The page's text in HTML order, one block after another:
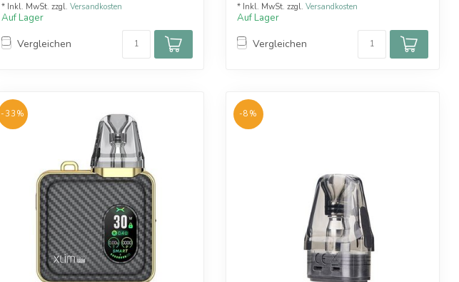
* Inkl. MwSt. zzgl. Versandkosten
Auf Lager
Vergleichen
* Inkl. MwSt. zzgl. Versandkosten
Auf Lager
Vergleichen
-33% -8%